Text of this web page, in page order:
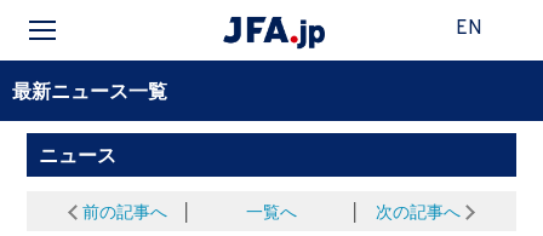
EN
最新ニュース一覧
ニュース
前の記事へ 一覧へ 次の記事へ